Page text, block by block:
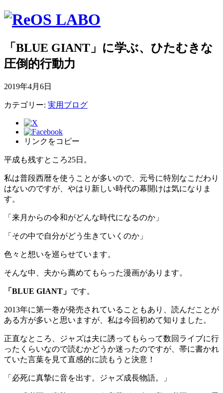
「BLUE GIANT」に学ぶ、ひたむきな
圧倒的行動力
2019年4月6日
カテゴリー: 実用ブログ
リンクをコピー
平成も残すところ25日。
私は普段西暦を使うことが多いので、元号に特別なこだわり
はないのですが、やはり新しい時代の幕開けは気になりま
す。
「来月からの令和がどんな時代になるのか」
「その中で自分がどう生きていくのか」
色々と想いを巡らせています。
そんな中、夫から薦めてもらった漫画があります。
「BLUE GIANT」 です。
2013年に第一巻が発売されていることもあり、読んだことが
ある方が多いと思いますが、私は今回初めて知りました。
正直なところ、ジャズは夫に誘ってもらって数回ライブに行
ったくらいなので読むかどうか迷ったのですが、帯に書かれ
ていた言葉を見て直感的に読もうと決意！
「必死に真摯に音を出す。ジャズ成長物語。」